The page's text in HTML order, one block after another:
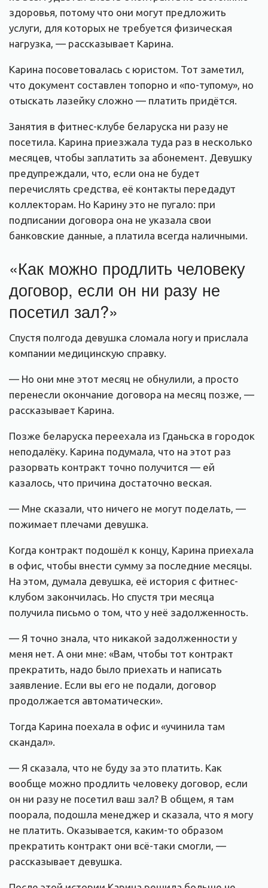
здоровья, потому что они могут предложить
услуги, для которых не требуется физическая
нагрузка, — рассказывает Карина.
Карина посоветовалась с юристом. Тот заметил,
что документ составлен топорно и «по-тупому», но
отыскать лазейку сложно — платить придётся.
Занятия в фитнес-клубе беларуска ни разу не
посетила. Карина приезжала туда раз в несколько
месяцев, чтобы заплатить за абонемент. Девушку
предупреждали, что, если она не будет
перечислять средства, её контакты передадут
коллекторам. Но Карину это не пугало: при
подписании договора она не указала свои
банковские данные, а платила всегда наличными.
«Как можно продлить человеку
договор, если он ни разу не
посетил зал?»
Спустя полгода девушка сломала ногу и прислала
компании медицинскую справку.
— Но они мне этот месяц не обнулили, а просто
перенесли окончание договора на месяц позже, —
рассказывает Карина.
Позже беларуска переехала из Гданьска в городок
неподалёку. Карина подумала, что на этот раз
разорвать контракт точно получится — ей
казалось, что причина достаточно веская.
— Мне сказали, что ничего не могут поделать, —
пожимает плечами девушка.
Когда контракт подошёл к концу, Карина приехала
в офис, чтобы внести сумму за последние месяцы.
На этом, думала девушка, её история с фитнес-
клубом закончилась. Но спустя три месяца
получила письмо о том, что у неё задолженность.
— Я точно знала, что никакой задолженности у
меня нет. А они мне: «Вам, чтобы тот контракт
прекратить, надо было приехать и написать
заявление. Если вы его не подали, договор
продолжается автоматически».
Тогда Карина поехала в офис и «учинила там
скандал».
— Я сказала, что не буду за это платить. Как
вообще можно продлить человеку договор, если
он ни разу не посетил ваш зал? В общем, я там
поорала, подошла менеджер и сказала, что я могу
не платить. Оказывается, каким-то образом
прекратить контракт они всё-таки смогли, —
рассказывает девушка.